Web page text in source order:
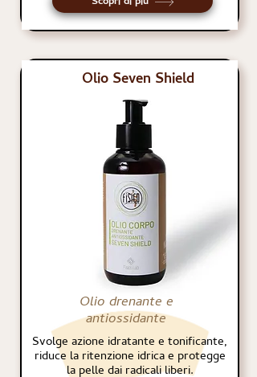
Olio Seven Shield
Olio drenante e
antiossidante
Svolge azione idratante e tonificante,
riduce la ritenzione idrica e protegge
la pelle dai radicali liberi.